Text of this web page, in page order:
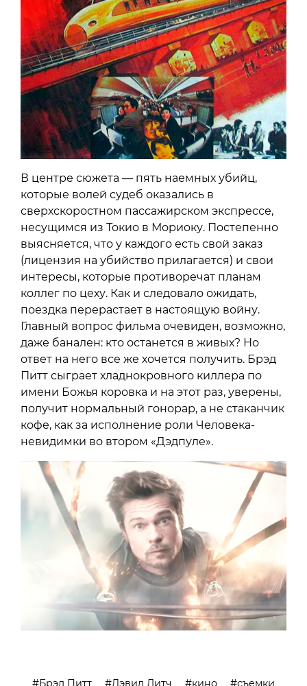
В центре сюжета — пять наемных убийц,
которые волей судеб оказались в
сверхскоростном пассажирском экспрессе,
несущимся из Токио в Мориоку. Постепенно
выясняется, что у каждого есть свой заказ
(лицензия на убийство прилагается) и свои
интересы, которые противоречат планам
коллег по цеху. Как и следовало ожидать,
поездка перерастает в настоящую войну.
Главный вопрос фильма очевиден, возможно,
даже банален: кто останется в живых? Но
ответ на него все же хочется получить. Брэд
Питт сыграет хладнокровного киллера по
имени Божья коровка и на этот раз, уверены,
получит нормальный гонорар, а не стаканчик
кофе, как за исполнение роли Человека-
невидимки во втором «Дэдпуле».
Брэд Питт Дэвид Литч кино
съемки